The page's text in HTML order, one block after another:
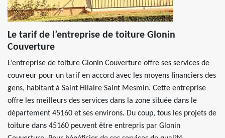
Le tarif de l’entreprise de toiture Glonin
Couverture
L’entreprise de toiture Glonin Couverture offre ses services de
couvreur pour un tarif en accord avec les moyens financiers des
gens, habitant à Saint Hilaire Saint Mesmin. Cette entreprise
offre les meilleurs des services dans la zone située dans le
département 45160 et ses environs. Du coup, tous les projets de
toiture dans 45160 peuvent être entrepris par Glonin